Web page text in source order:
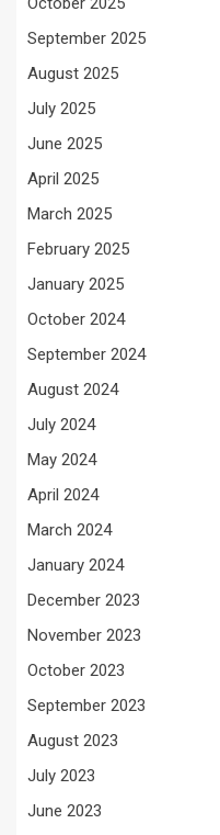
September 2025
August 2025
July 2025
June 2025
April 2025
March 2025
February 2025
January 2025
October 2024
September 2024
August 2024
July 2024
May 2024
April 2024
March 2024
January 2024
December 2023
November 2023
October 2023
September 2023
August 2023
July 2023
June 2023